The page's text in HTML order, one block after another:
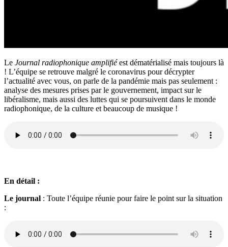
Le Journal radiophonique amplifiéest dématérialisé mais toujours là
! L’équipe se retrouve malgré le coronavirus pour décrypter
l’actualité avec vous, on parle de la pandémie mais pas seulement :
analyse des mesures prises par le gouvernement, impact sur le
libéralisme, mais aussi des luttes qui se poursuivent dans le monde
radiophonique, de la culture et beaucoup de musique !
En détail :
Le journal : Toute l’équipe réunie pour faire le point sur la situation
: